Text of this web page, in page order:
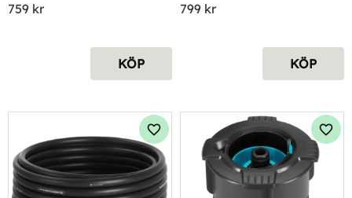
759 kr
KÖP
799 kr
KÖP
Lägg till i favoriter